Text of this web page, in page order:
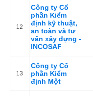
12
Công ty Cổ
phần Kiểm
định kỹ thuật,
an toàn và tư
vấn xây dựng -
INCOSAF
13
Công ty Cổ
phần Kiểm
định Một